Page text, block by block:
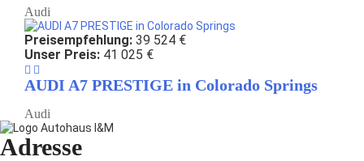
Audi
Preisempfehlung: 39 524 €
Unser Preis: 41 025 €
AUDI A7 PRESTIGE in Colorado Springs
Audi
Adresse